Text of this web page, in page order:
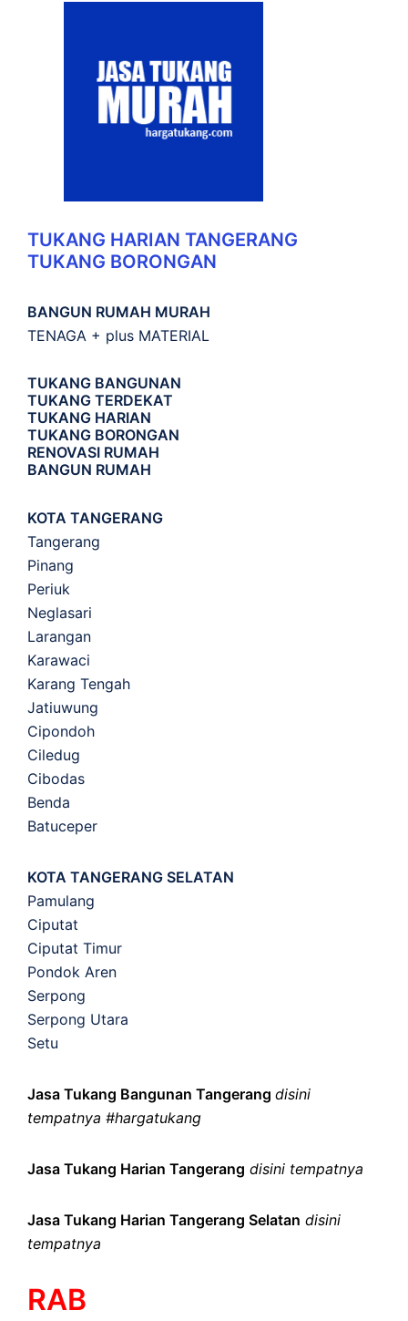
TUKANG HARIAN TANGERANG
TUKANG BORONGAN
BANGUN RUMAH MURAH
TENAGA + plus MATERIAL
TUKANG BANGUNAN
TUKANG TERDEKAT
TUKANG HARIAN
TUKANG BORONGAN
RENOVASI RUMAH
BANGUN RUMAH
KOTA TANGERANG
Tangerang
Pinang
Periuk
Neglasari
Larangan
Karawaci
Karang Tengah
Jatiuwung
Cipondoh
Ciledug
Cibodas
Benda
Batuceper
KOTA TANGERANG SELATAN
Pamulang
Ciputat
Ciputat Timur
Pondok Aren
Serpong
Serpong Utara
Setu
Jasa Tukang Bangunan Tangerang disini
tempatnya #hargatukang
Jasa Tukang Harian Tangerang disini tempatnya
Jasa Tukang Harian Tangerang Selatan disini
tempatnya
RAB